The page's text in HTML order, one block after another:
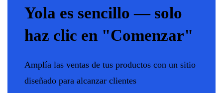
Yola es sencillo — solo
haz clic en "Comenzar"
Amplía las ventas de tus productos con un sitio
diseñado para alcanzar clientes